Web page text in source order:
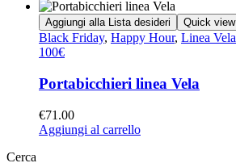
Aggiungi alla Lista desideri Quick view
Black Friday, Happy Hour, Linea Vela
100€
Portabicchieri linea Vela
€71.00
Aggiungi al carrello
Cerca